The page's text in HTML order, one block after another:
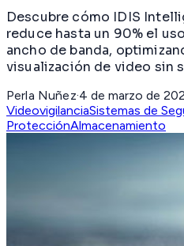
Descubre cómo IDIS
reduce hasta un 90% el
ancho de banda,
visualización de video sin
Perla Nuñez·4 de marzo de
VideovigilanciaSistemas de
ProtecciónAlmacenamiento